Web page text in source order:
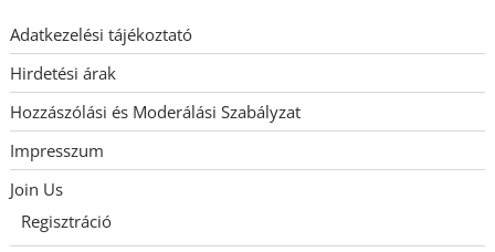
Adatkezelési tájékoztató
Hirdetési árak
Hozzászólási és Moderálási Szabályzat
Impresszum
Join Us
Regisztráció